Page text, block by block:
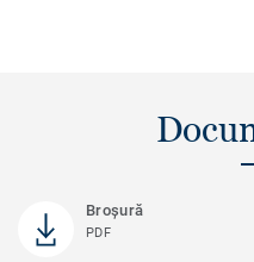
Broșură
PDF